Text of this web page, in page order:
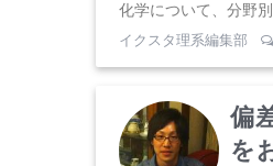
化学について、分野
イクスタ理系編集部
偏
を